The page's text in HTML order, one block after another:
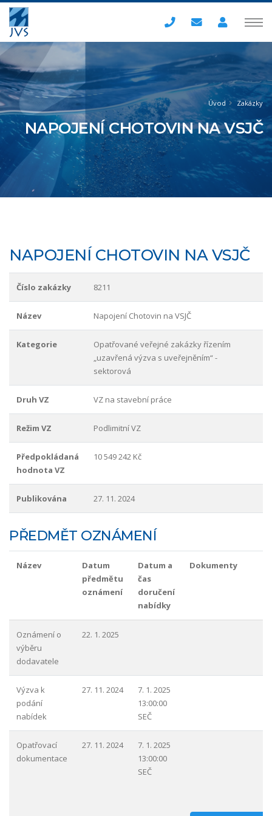
Úvod Zakázky
NAPOJENÍ CHOTOVIN NA VSJČ
NAPOJENÍ CHOTOVIN NA VSJČ
Číslo zakázky 8211
Název Napojení Chotovin na VSJČ
Kategorie
Opatřované veřejné zakázky řízením
„uzavřená výzva s uveřejněním“ -
sektorová
Druh VZ VZ na stavební práce
Režim VZ Podlimitní VZ
Předpokládaná
hodnota VZ
10 549 242 Kč
Publikována 27. 11. 2024
PŘEDMĚT OZNÁMENÍ
Název
Datum
předmětu
oznámení
Datum a
čas
doručení
nabídky
Dokumenty
Oznámení o
výběru
dodavatele
22. 1. 2025
Výzva k
podání
nabídek
27. 11. 2024
7. 1. 2025
13:00:00
SEČ
Opatřovací
dokumentace
27. 11. 2024
7. 1. 2025
13:00:00
SEČ